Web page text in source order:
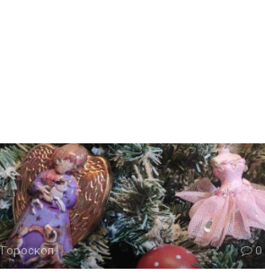
Гороскоп 0